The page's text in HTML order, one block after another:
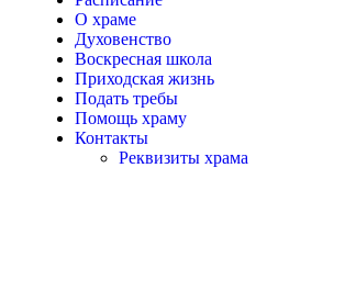
О храме
Духовенство
Воскресная школа
Приходская жизнь
Подать требы
Помощь храму
Контакты
Реквизиты храма